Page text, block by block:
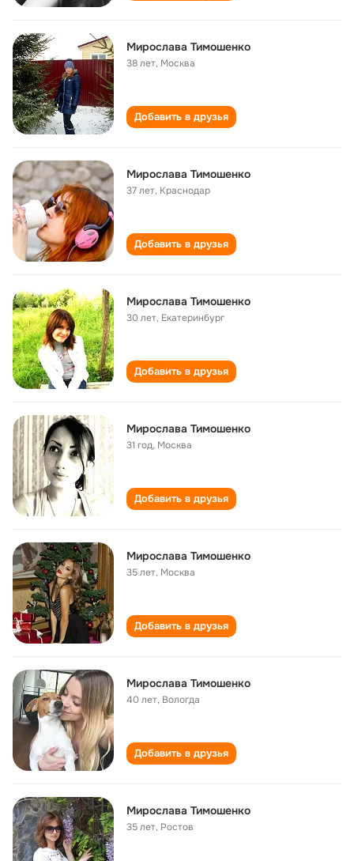
Мирослава Тимошенко
38 лет, Москва
Добавить в друзья
Мирослава Тимошенко
37 лет, Краснодар
Добавить в друзья
Мирослава Тимошенко
30 лет, Екатеринбург
Добавить в друзья
Мирослава Тимошенко
31 год, Москва
Добавить в друзья
Мирослава Тимошенко
35 лет, Москва
Добавить в друзья
Мирослава Тимошенко
40 лет, Вологда
Добавить в друзья
Мирослава Тимошенко
35 лет, Ростов